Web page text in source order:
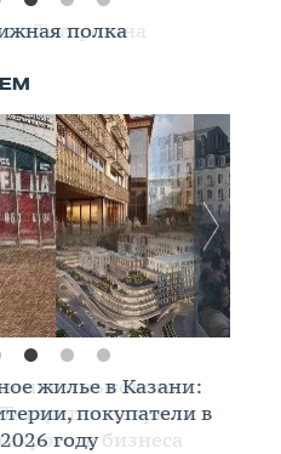
полка
жилье в Казани:
покупатели в
2026 году